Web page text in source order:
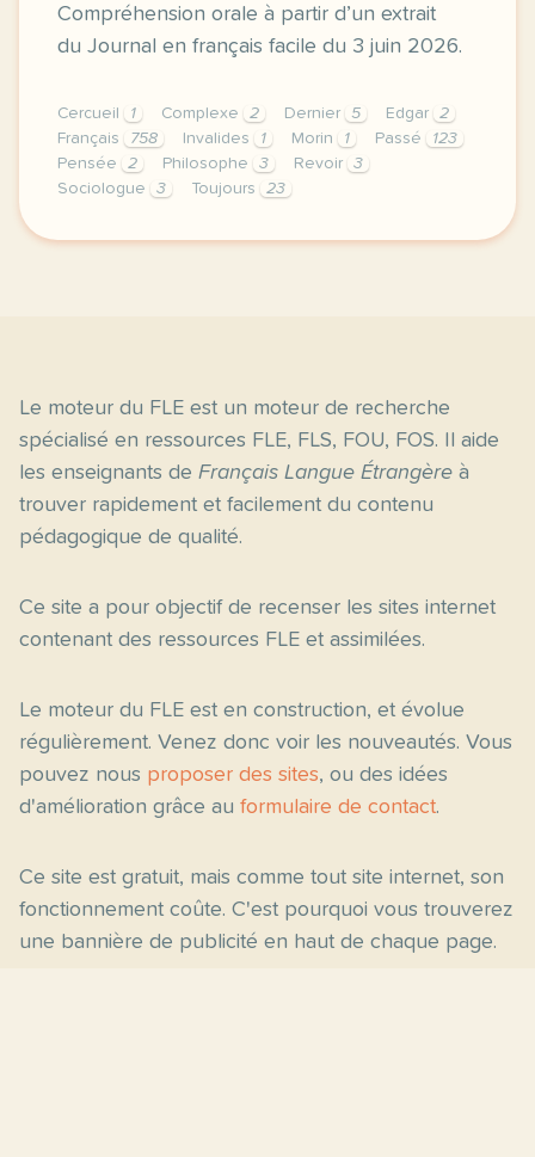
Compréhension orale à partir d’un extrait
du Journal en français facile du 3 juin 2026.
Cercueil 1 Complexe 2 Dernier 5 Edgar
2
Français
758 Invalides 1 Morin 1 Passé
123
Pensée
2 Philosophe 3 Revoir
3
Sociologue
3 Toujours 23
exercice b2 un dernier au revoir a edgar morin
Le moteur du FLE est un moteur de recherche
spécialisé en ressources FLE, FLS, FOU, FOS. Il aide
les enseignants de Français Langue Étrangère à
trouver rapidement et facilement du contenu
pédagogique de qualité.
Ce site a pour objectif de recenser les sites internet
contenant des ressources FLE et assimilées.
Le moteur du FLE est en construction, et évolue
régulièrement. Venez donc voir les nouveautés. Vous
pouvez nous proposer des sites, ou des idées
d'amélioration grâce au formulaire de contact.
Ce site est gratuit, mais comme tout site internet, son
fonctionnement coûte. C'est pourquoi vous trouverez
une bannière de publicité en haut de chaque page.